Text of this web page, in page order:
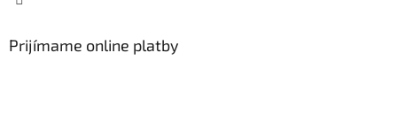
Prijímame online platby